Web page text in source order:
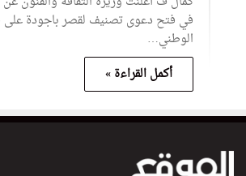
في فتح دعوى تصنيف لقصر باجودة على
الوطني…
أكمل القراءة »